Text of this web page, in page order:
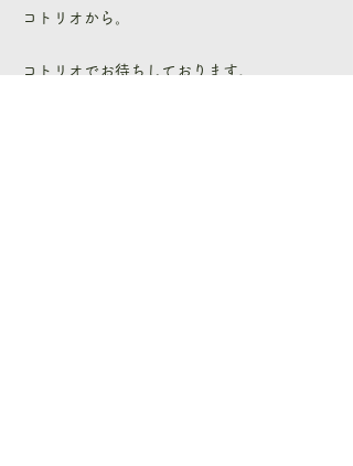
コトリオから。
コトリオでお待ちしております。